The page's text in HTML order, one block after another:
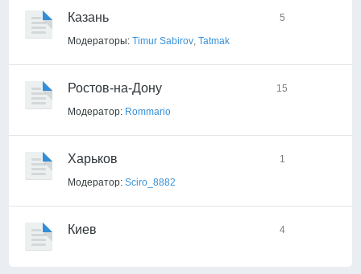
Казань
Модераторы: Timur Sabirov,Tatmak
5
Ростов-на-Дону
Модератор: Rommario
15
Харьков
Модератор: Sciro_8882
1
Киев 4